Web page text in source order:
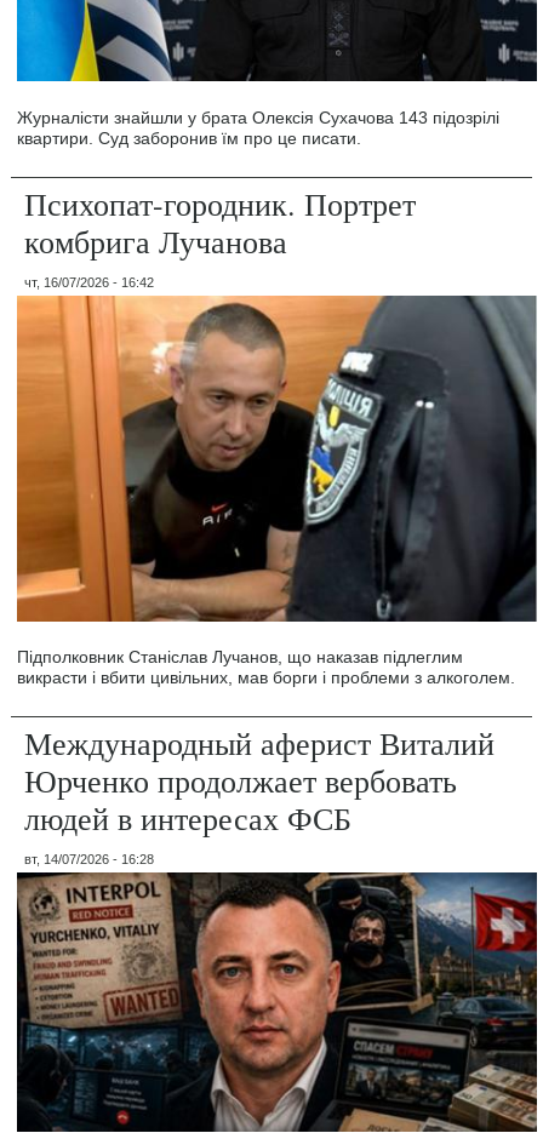
Журналісти знайшли у брата Олексія Сухачова 143 підозрілі
квартири. Суд заборонив їм про це писати.
Психопат-городник. Портрет
комбрига Лучанова
чт, 16/07/2026 - 16:42
Підполковник Станіслав Лучанов, що наказав підлеглим
викрасти і вбити цивільних, мав борги і проблеми з алкоголем.
Международный аферист Виталий
Юрченко продолжает вербовать
людей в интересах ФСБ
вт, 14/07/2026 - 16:28